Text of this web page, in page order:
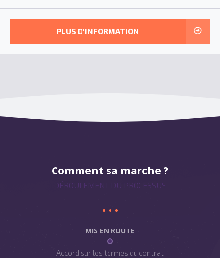
PLUS D'INFORMATION
Comment sa marche ?
DÉROULEMENT DU PROCESSUS
MIS EN ROUTE
Accord sur les termes du contrat